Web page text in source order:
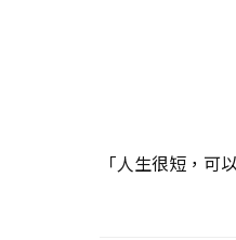
「人生很短，